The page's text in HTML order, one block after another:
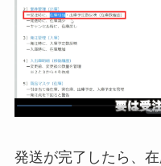
発送が完了したら、